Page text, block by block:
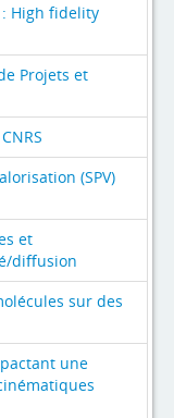
High fidelity
Projets et
(SPV)
et
diﬀusion
sur des
une